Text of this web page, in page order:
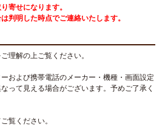
寄せになります。
判明した時点でご連絡いたします。
理解の上ご覧ください。
および携帯電話のメーカー・機種・画面設定
って見える場合がございます。予めご了承く
覧ください。